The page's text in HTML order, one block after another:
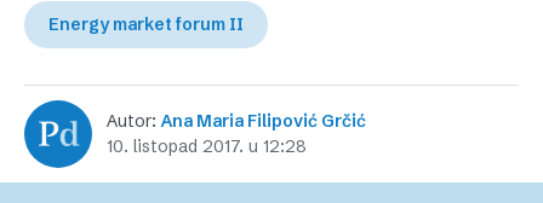
Energy market forum II
Autor:Ana Maria Filipović Grčić
10. listopad 2017. u 12:28